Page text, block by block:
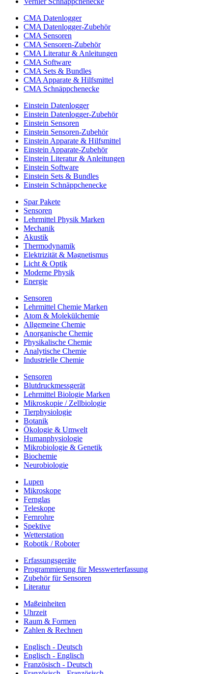
CMA Datenlogger
CMA Datenlogger-Zubehör
CMA Sensoren
CMA Sensoren-Zubehör
CMA Literatur & Anleitungen
CMA Software
CMA Sets & Bundles
CMA Apparate & Hilfsmittel
CMA Schnäppchenecke
Einstein Datenlogger
Einstein Datenlogger-Zubehör
Einstein Sensoren
Einstein Sensoren-Zubehör
Einstein Apparate & Hilfsmittel
Einstein Apparate-Zubehör
Einstein Literatur & Anleitungen
Einstein Software
Einstein Sets & Bundles
Einstein Schnäppchenecke
Spar Pakete
Sensoren
Lehrmittel Physik Marken
Mechanik
Akustik
Thermodynamik
Elektrizität & Magnetismus
Licht & Optik
Moderne Physik
Energie
Sensoren
Lehrmittel Chemie Marken
Atom & Molekülchemie
Allgemeine Chemie
Anorganische Chemie
Physikalische Chemie
Analytische Chemie
Industrielle Chemie
Sensoren
Blutdruckmessgerät
Lehrmittel Biologie Marken
Mikroskopie / Zellbiologie
Tierphysiologie
Botanik
Ökologie & Umwelt
Humanphysiologie
Mikrobiologie & Genetik
Biochemie
Neurobiologie
Lupen
Mikroskope
Fernglas
Teleskope
Fernrohre
Spektive
Wetterstation
Robotik / Roboter
Erfassungsgeräte
Programmierung für Messwerterfassung
Zubehör für Sensoren
Literatur
Maßeinheiten
Uhrzeit
Raum & Formen
Zahlen & Rechnen
Englisch - Deutsch
Englisch - Englisch
Französisch - Deutsch